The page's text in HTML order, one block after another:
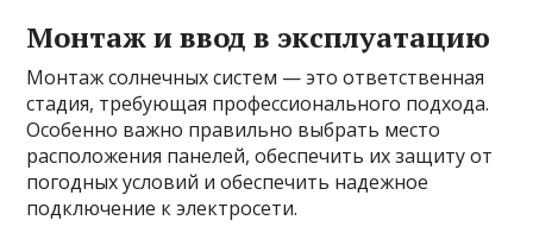
Монтаж и ввод в эксплуатацию
Монтаж солнечных систем — это ответственная
стадия, требующая профессионального подхода.
Особенно важно правильно выбрать место
расположения панелей, обеспечить их защиту от
погодных условий и обеспечить надежное
подключение к электросети.